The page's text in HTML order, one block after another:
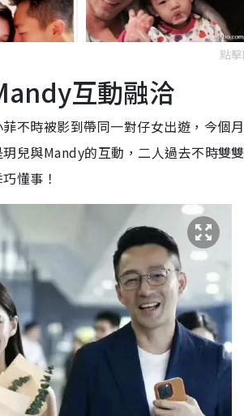
點
互動融洽
不時被影到帶同一對仔女出遊，今個
兒與Mandy的互動，二人過去不時雙
懂事！